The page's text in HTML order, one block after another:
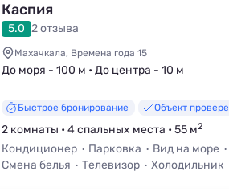
Каспия
5.0 2 отзыва
Махачкала, Времена года 15
До моря - 100 м • До центра - 10 м
Быстрое бронирование Объект
2 комнаты • 4 спальных места • 55 м2
Кондиционер Парковка Вид на море
Смена белья
Телевизор Холодильник